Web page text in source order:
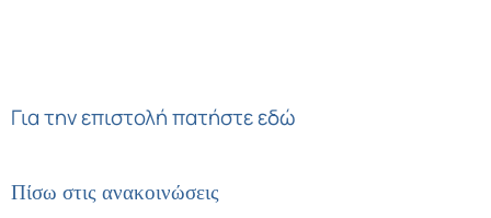
Για την επιστολή πατήστε εδώ
Πίσω στις ανακοινώσεις